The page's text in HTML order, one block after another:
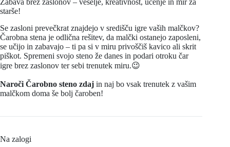
Zabava brez zaslonov – veselje, kreativnost, učenje in mir za
starše!
Se zasloni prevečkrat znajdejo v središču igre vaših malčkov?
Čarobna stena je odlična rešitev, da malčki ostanejo zaposleni,
se učijo in zabavajo – ti pa si v miru privoščiš kavico ali skrit
piškot. Spremeni svojo steno že danes in podari otroku čar
igre brez zaslonov ter sebi trenutek miru.😉
Naroči Čarobno steno zdaj in naj bo vsak trenutek z vašim
malčkom doma še bolj čaroben!
Na zalogi